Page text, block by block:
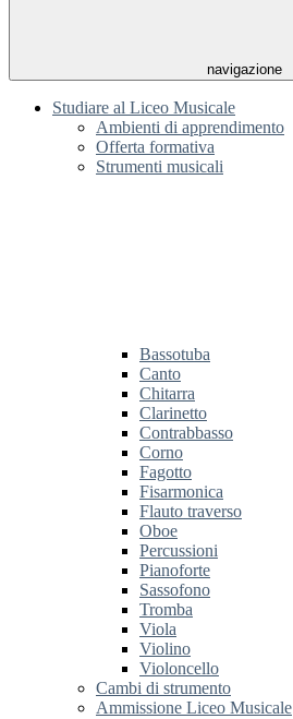
navigazione
Studiare al Liceo Musicale
Ambienti di apprendimento
Offerta formativa
Strumenti musicali
Bassotuba
Canto
Chitarra
Clarinetto
Contrabbasso
Corno
Fagotto
Fisarmonica
Flauto traverso
Oboe
Percussioni
Pianoforte
Sassofono
Tromba
Viola
Violino
Violoncello
Cambi di strumento
Ammissione Liceo Musicale